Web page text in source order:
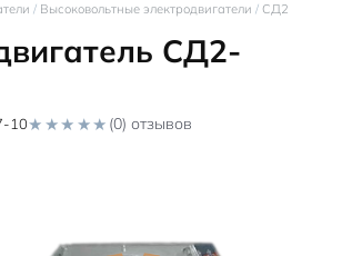
/ Высоковольтные электродвигатели / СД2
СД2-
10 (0) отзывов